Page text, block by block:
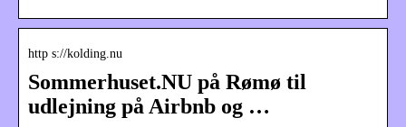
http s://kolding.nu
Sommerhuset.NU på Rømø til
udlejning på Airbnb og …